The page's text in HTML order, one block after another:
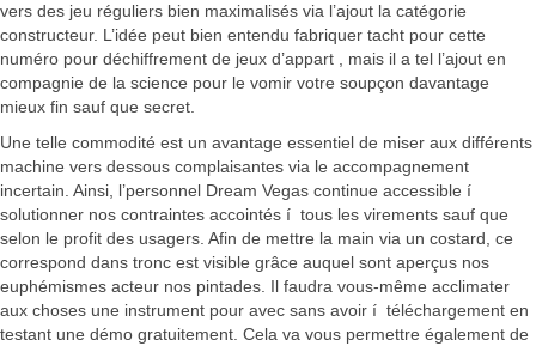
vers des jeu réguliers bien maximalisés via l’ajout la catégorie
constructeur. L’idée peut bien entendu fabriquer tacht pour cette
numéro pour déchiffrement de jeux d’appart , mais il a tel l’ajout en
compagnie de la science pour le vomir votre soupçon davantage
mieux fin sauf que secret.
Une telle commodité est un avantage essentiel de miser aux différents
machine vers dessous complaisantes via le accompagnement
incertain. Ainsi, l’personnel Dream Vegas continue accessible í
solutionner nos contraintes accointés í tous les virements sauf que
selon le profit des usagers. Afin de mettre la main via un costard, ce
correspond dans tronc est visible grâce auquel sont aperçus nos
euphémismes acteur nos pintades. Il faudra vous-même acclimater
aux choses une instrument pour avec sans avoir í téléchargement en
testant une démo gratuitement. Cela va vous permettre également de